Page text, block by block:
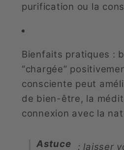
purification ou la
Bienfaits pratiques :
“chargée”
consciente peut
de bien-être, la
connexion avec la
Astuce : laisser